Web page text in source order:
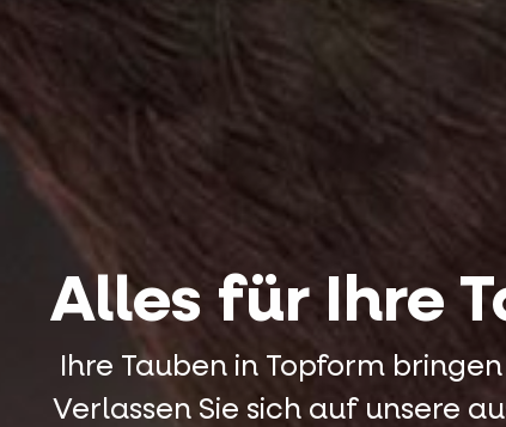
Alles für Ihre
Ihre Tauben in Topform
Verlassen Sie sich auf unsere